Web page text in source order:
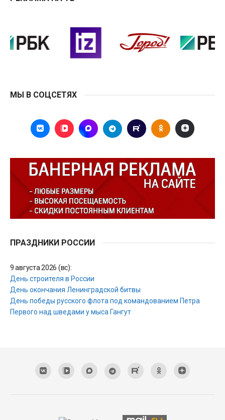
МЫ В СОЦСЕТЯХ
ПРАЗДНИКИ РОССИИ
9 августа 2026 (вс):
День строителя в России
День окончания Ленинградской битвы
День победы русского флота под командованием Петра
Первого над шведами у мыса Гангут